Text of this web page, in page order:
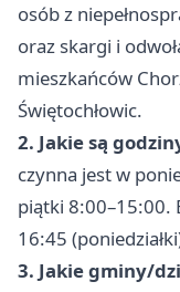
osób z
oraz skargi i
mieszkańców
Świętochłowic.
2. Jakie są
czynna jest w
piątki 8:00–15:00.
16:45
3. Jakie gminy/